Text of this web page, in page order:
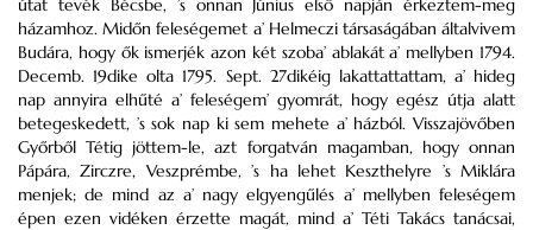
útat tevék Bécsbe, ’s onnan Június első napján érkeztem-meg
házamhoz. Midőn feleségemet a’ Helmeczi társaságában általvivem
Budára, hogy ők ismerjék azon két szoba’ ablakát a’ mellyben 1794.
Decemb. 19dike olta 1795. Sept. 27dikéig lakattattattam, a’ hideg
nap annyira elhűté a’ feleségem’ gyomrát, hogy egész útja alatt
betegeskedett, ’s sok nap ki sem mehete a’ házból. Visszajövőben
Győrből Tétig jöttem-le, azt forgatván magamban, hogy onnan
Pápára, Zirczre, Veszprémbe, ’s ha lehet Keszthelyre ’s Miklára
menjek; de mind az a’ nagy elgyengűlés a’ mellyben feleségem
épen ezen vidéken érzette magát, mind a’ Téti Takács tanácsai,